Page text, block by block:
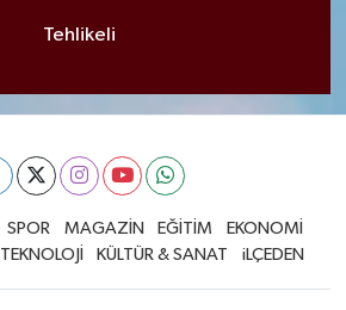
Tehlikeli
SPOR MAGAZİN EĞİTİM
EKONOMİ
TEKNOLOJİ KÜLTÜR & SANAT iLÇEDEN